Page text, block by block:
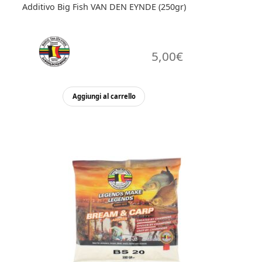
Additivo Big Fish VAN DEN EYNDE (250gr)
5,00€
Aggiungi al carrello